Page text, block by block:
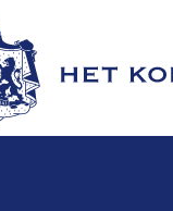
homepage van Het